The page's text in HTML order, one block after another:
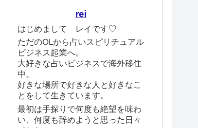
rei
はじめまして レイです♡
ただのOLから占いスピリチュアル
ビジネス起業へ。
大好きな占いビジネスで海外移住
中。
好きな場所で好きな人と好きなこ
とをして生きています。
最初は手探りで何度も絶望を味わ
い、何度も辞めようと思った日々